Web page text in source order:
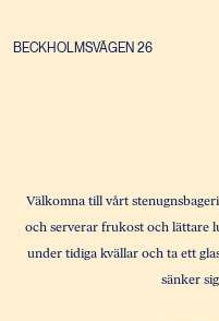
BECKHOLMSVÄGEN 26
Välkomna till vårt
och serverar frukost och lättare
under tidiga kvällar och ta ett
sänker